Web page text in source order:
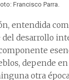
Francisco Parra.
entendida
desarrollo
depende
otra